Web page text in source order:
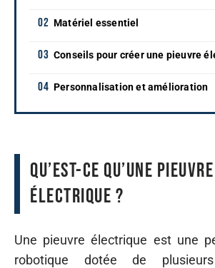
Matériel essentiel
Conseils pour créer une pieuvre
Personnalisation et amélioration
Qu’est-ce qu’une pieuvre
électrique ?
Une pieuvre électrique est une
robotique dotée de